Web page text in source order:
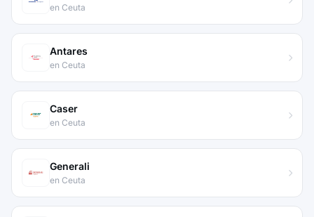
en Ceuta
Antares
en Ceuta
Caser
en Ceuta
Generali
en Ceuta